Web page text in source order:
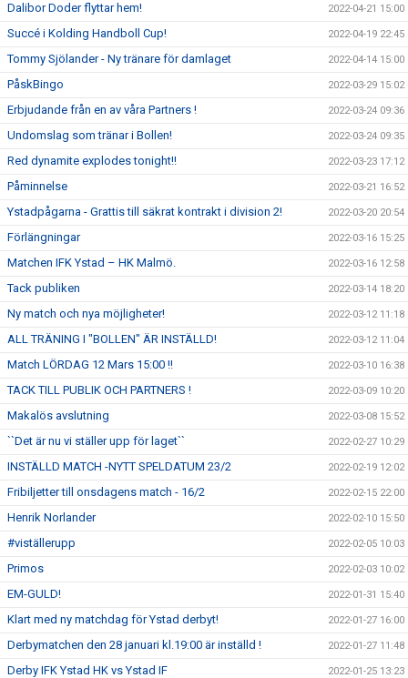
Dalibor Doder flyttar hem! 2022-04-21 15:00
Succé i Kolding Handboll Cup! 2022-04-19 22:45
Tommy Sjölander - Ny tränare för damlaget 2022-04-14 15:00
PåskBingo 2022-03-29 15:02
Erbjudande från en av våra Partners ! 2022-03-24 09:36
Undomslag som tränar i Bollen! 2022-03-24 09:35
Red dynamite explodes tonight!! 2022-03-23 17:12
Påminnelse 2022-03-21 16:52
Ystadpågarna - Grattis till säkrat kontrakt i division 2! 2022-03-20 20:54
Förlängningar 2022-03-16 15:25
Matchen IFK Ystad – HK Malmö. 2022-03-16 12:58
Tack publiken 2022-03-14 18:20
Ny match och nya möjligheter! 2022-03-12 11:18
ALL TRÄNING I "BOLLEN" ÄR INSTÄLLD! 2022-03-12 11:04
Match LÖRDAG 12 Mars 15:00 !! 2022-03-10 16:38
TACK TILL PUBLIK OCH PARTNERS ! 2022-03-09 10:20
Makalös avslutning 2022-03-08 15:52
``Det är nu vi ställer upp för laget`` 2022-02-27 10:29
INSTÄLLD MATCH -NYTT SPELDATUM 23/2 2022-02-19 12:02
Fribiljetter till onsdagens match - 16/2 2022-02-15 22:00
Henrik Norlander 2022-02-10 15:50
#viställerupp 2022-02-05 10:03
Primos 2022-02-03 10:02
EM-GULD! 2022-01-31 15:40
Klart med ny matchdag för Ystad derbyt! 2022-01-27 16:00
Derbymatchen den 28 januari kl.19:00 är inställd ! 2022-01-27 11:48
Derby IFK Ystad HK vs Ystad IF 2022-01-25 13:23